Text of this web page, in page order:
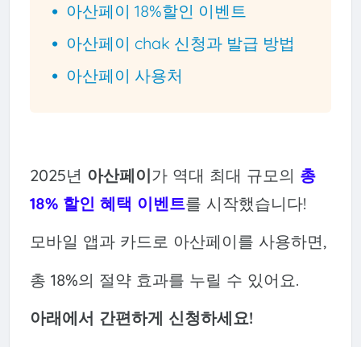
아산페이 18%할인 이벤트
아산페이 chak 신청과 발급 방법
아산페이 사용처
2025년 아산페이가 역대 최대 규모의 총
18% 할인 혜택 이벤트를 시작했습니다!
모바일 앱과 카드로 아산페이를 사용하면,
총 18%의 절약 효과를 누릴 수 있어요.
아래에서 간편하게 신청하세요!